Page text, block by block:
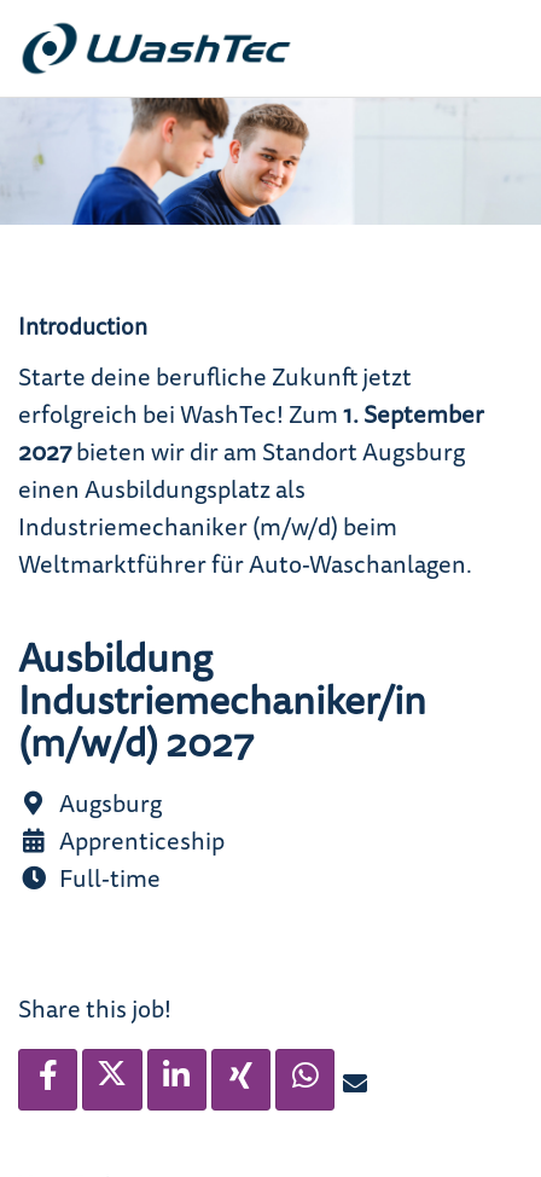
Ausbildung
Industriemechaniker/in
(m/w/d) 2027
Augsburg
Apprenticeship
Full-time
Share this job!
Introduction
Starte deine berufliche Zukunft jetzt
erfolgreich bei WashTec! Zum 1. September
2027bieten wir dir am Standort Augsburg
einen Ausbildungsplatz als
Industriemechaniker (m/w/d) beim
Weltmarkt­führer für Auto-Waschanlagen.